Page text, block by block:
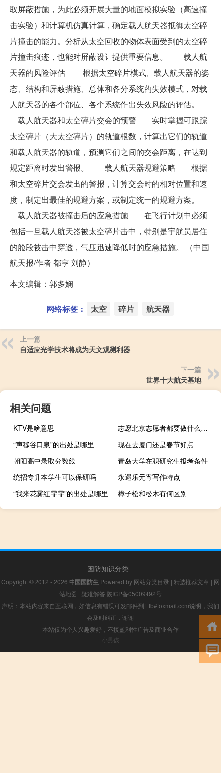
取屏蔽措施，为此必须开展大量的地面模拟实验（高速撞
击实验）和计算机仿真计算，确定载人航天器抵御太空碎
片撞击的能力。分析从太空回收的物体表面受到的太空碎
片撞击痕迹，也能对屏蔽设计提供重要信息。 载人航
天器的风险评估 根据太空碎片模式、载人航天器的姿
态、结构和屏蔽措施、总体和各分系统的失效模式，对载
人航天器的各个部位、各个系统作出失效风险的评估。
载人航天器和太空碎片交会的预警 实时掌握可跟踪
太空碎片（大太空碎片）的轨道根数，计算出它们的轨道
和载人航天器的轨道，预测它们之间的交会距离，在达到
规定距离时发出警报。 载人航天器规避策略 根据
和太空碎片交会发出的警报，计算交会时的相对位置和速
度，制定出最佳的规避方案，或制定统一的规避方案。
载人航天器被撞击后的应急措施 在飞行计划中必须
包括一旦载人航天器被太空碎片击中，特别是宇航员居住
的舱段被击中穿透，气压迅速降低时的应急措施。 （中国
航天报/作者 都亨 刘静）
本文编辑：郭多娴
网络标签： 太空 碎片 航天器
上一篇
自适应光学技术将成为天文观测利器
下一篇
世界十大航天基地
相关问题
KTV是啥意思
志愿北京志愿者都要做什么事情
“声移谷口泉”的出处是哪里
现在去厦门还是春节好点
朝阳高中录取分数线
青岛大学在职研究生报考条件
统招专升本学生可以保研吗
永遇乐元宵写作特点
“我来花雾红霏霏”的出处是哪里
樟子松和松木有何区别
国防知识分类
Copyright © 2012 - 2026 中国国防生 Powered by 网站分类目录 | 精选推荐文章 | 网
站地图 | 疑难解答 陕ICP备05009492号
声明：本站内容来自互联网，如信息有错误可发邮件到f_fb#foxmail.com说明，我们
会及时纠正，谢谢
本站仅为个人兴趣爱好，不接盈利性广告及商业合作
小男孩